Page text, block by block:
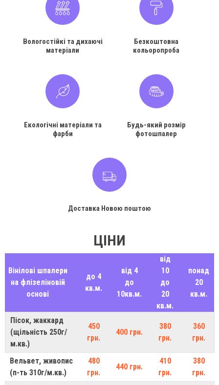
Вологостійкі та дихаючі
матеріали
Безкоштовна
кольоропроба
Екологічні матеріали та
фарби
Будь-який розмір
фотошпалер
Доставка Новою поштою
ЦІНИ
Вінілові шпалери
на флізеліновій
основі
до 4
кв.м.
від 4
до
10кв.м.
від
10
до
20
кв.м.
понад
20
кв.м.
Пісок, жаккард
(щільність 250г/
м.кв.)
450
грн.
400 грн.
380
грн.
360
грн.
Вельвет, живопис
(п-ть 310г/м.кв.)
480
грн.
440 грн.
410
грн.
380
грн.